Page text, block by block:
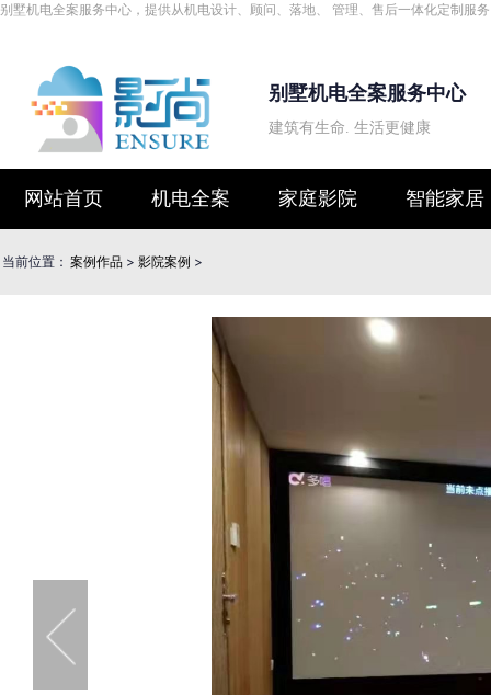
别墅机电全案服务中心，提供从机电设计、顾问、落地、 管理、售后一体化定制服务
别墅机电全案服务中心
建筑有生命. 生活更健康
网站首页 机电全案 家庭影院 智能家居
当前位置： 案例作品 > 影院案例 >